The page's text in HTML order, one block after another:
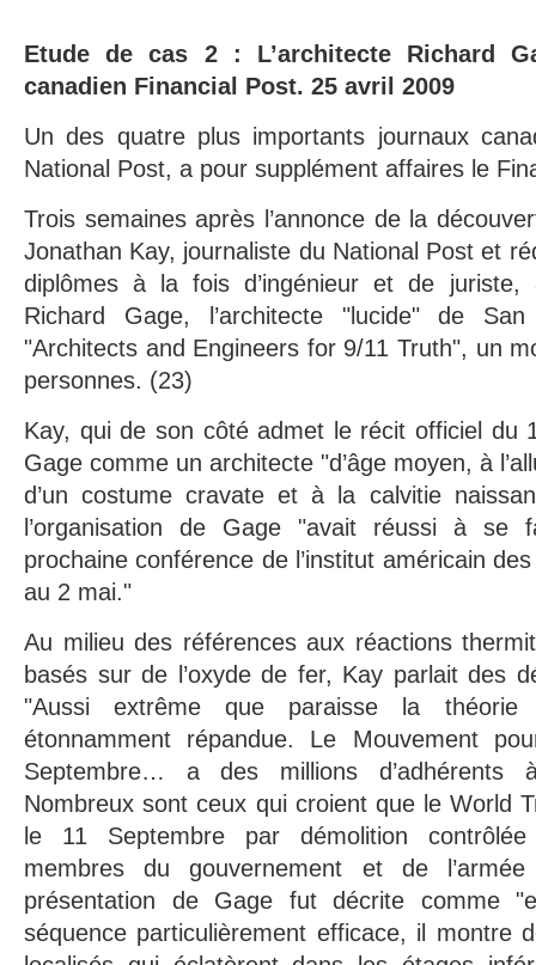
Etude de cas 2 : L’architecte Richard
canadien Financial Post. 25 avril 2009
Un des quatre plus importants journaux
National Post, a pour supplément affaires le
Trois semaines après l’annonce de la
Jonathan Kay, journaliste du National Post et
diplômes à la fois d’ingénieur et de
Richard Gage, l’architecte "lucide" de
"Architects and Engineers for 9/11 Truth", un
personnes. (23)
Kay, qui de son côté admet le récit officiel du
Gage comme un architecte "d’âge moyen, à
d’un costume cravate et à la calvitie
l’organisation de Gage "avait réussi à
prochaine conférence de l’institut américain
au 2 mai."
Au milieu des références aux réactions
basés sur de l’oxyde de fer, Kay parlait des
"Aussi extrême que paraisse la
étonnamment répandue. Le Mouvement
Septembre… a des millions d’adhérents
Nombreux sont ceux qui croient que le World
le 11 Septembre par démolition
membres du gouvernement et de
présentation de Gage fut décrite comme
séquence particulièrement efficace, il montre